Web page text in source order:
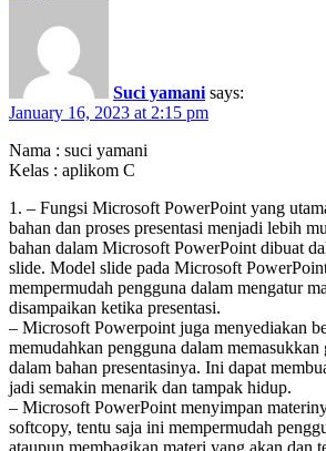
Suci yamani says:
January 16, 2023 at 2:15 pm
Nama : suci yamani
Kelas : aplikom C
1. – Fungsi Microsoft PowerPoint yang
bahan dan proses presentasi menjadi lebih
bahan dalam Microsoft PowerPoint dibuat
slide. Model slide pada Microsoft
mempermudah pengguna dalam mengatur
disampaikan ketika presentasi.
– Microsoft Powerpoint juga menyediakan
memudahkan pengguna dalam
dalam bahan presentasinya. Ini dapat
jadi semakin menarik dan tampak hidup.
– Microsoft PowerPoint menyimpan
softcopy, tentu saja ini mempermudah
ataupun membagikan materi yang akan dan